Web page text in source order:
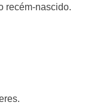
recém-nascido.